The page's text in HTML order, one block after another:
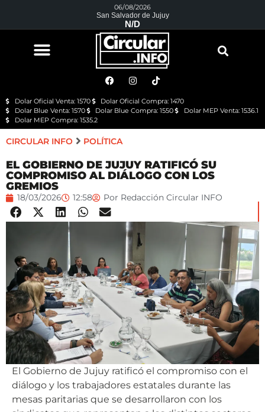
06/08/2026
San Salvador de Jujuy
N/D
Dolar Oficial Venta: 1570
Dolar Oficial Compra: 1470
Dolar Blue Venta: 1570
Dolar Blue Compra: 1550
Dolar MEP Venta: 1536.1
Dolar MEP Compra: 1535.2
CIRCULAR INFO POLÍTICA
EL GOBIERNO DE JUJUY RATIFICÓ SU
COMPROMISO AL DIÁLOGO CON LOS
GREMIOS
18/03/2026 12:58 Por Redacción Circular INFO
El Gobierno de Jujuy ratificó el compromiso con el
diálogo y los trabajadores estatales durante las
mesas paritarias que se desarrollaron con los